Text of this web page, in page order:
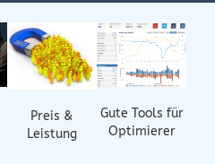
Preis &
Leistung
Gute Tools für
Optimierer